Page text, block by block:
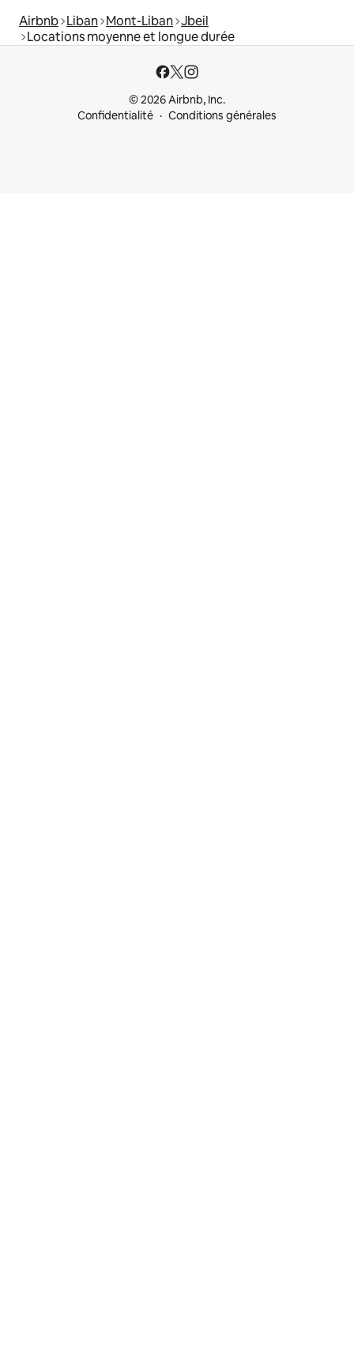
Airbnb Liban Mont-Liban Jbeil
Locations moyenne et longue durée
© 2026 Airbnb, Inc.
Confidentialité
Conditions générales